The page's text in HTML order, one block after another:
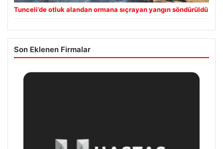
Tunceli’de otluk alandan ormana sıçrayan yangın söndürüldü
Son Eklenen Firmalar